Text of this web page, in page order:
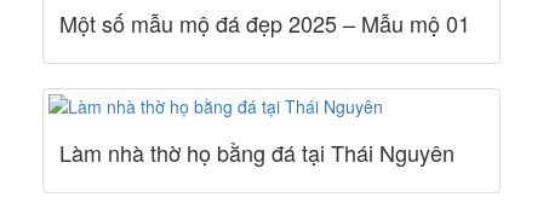
Một số mẫu mộ đá đẹp 2025 – Mẫu mộ 01
Làm nhà thờ họ bằng đá tại Thái Nguyên